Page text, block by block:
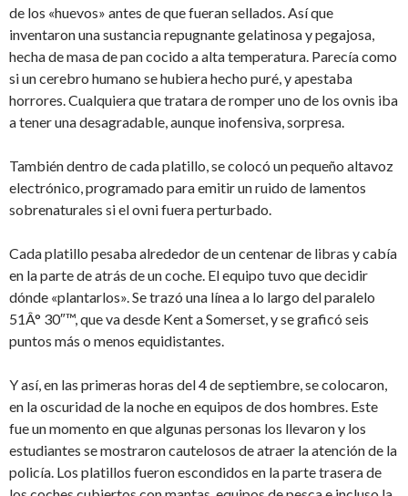
de los «huevos» antes de que fueran sellados. Así que
inventaron una sustancia repugnante gelatinosa y pegajosa,
hecha de masa de pan cocido a alta temperatura. Parecía como
si un cerebro humano se hubiera hecho puré, y apestaba
horrores. Cualquiera que tratara de romper uno de los ovnis iba
a tener una desagradable, aunque inofensiva, sorpresa.
También dentro de cada platillo, se colocó un pequeño altavoz
electrónico, programado para emitir un ruido de lamentos
sobrenaturales si el ovni fuera perturbado.
Cada platillo pesaba alrededor de un centenar de libras y cabía
en la parte de atrás de un coche. El equipo tuvo que decidir
dónde «plantarlos». Se trazó una línea a lo largo del paralelo
51Â° 30″™, que va desde Kent a Somerset, y se graficó seis
puntos más o menos equidistantes.
Y así, en las primeras horas del 4 de septiembre, se colocaron,
en la oscuridad de la noche en equipos de dos hombres. Este
fue un momento en que algunas personas los llevaron y los
estudiantes se mostraron cautelosos de atraer la atención de la
policía. Los platillos fueron escondidos en la parte trasera de